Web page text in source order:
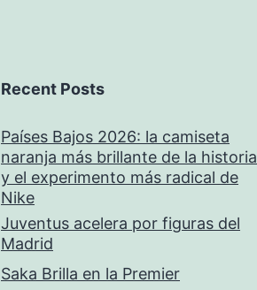
Recent Posts
Países Bajos 2026: la camiseta
naranja más brillante de la historia
y el experimento más radical de
Nike
Juventus acelera por figuras del
Madrid
Saka Brilla en la Premier